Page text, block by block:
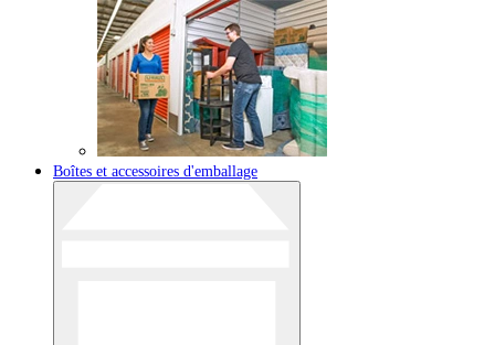
Boîtes et accessoires d'emballage